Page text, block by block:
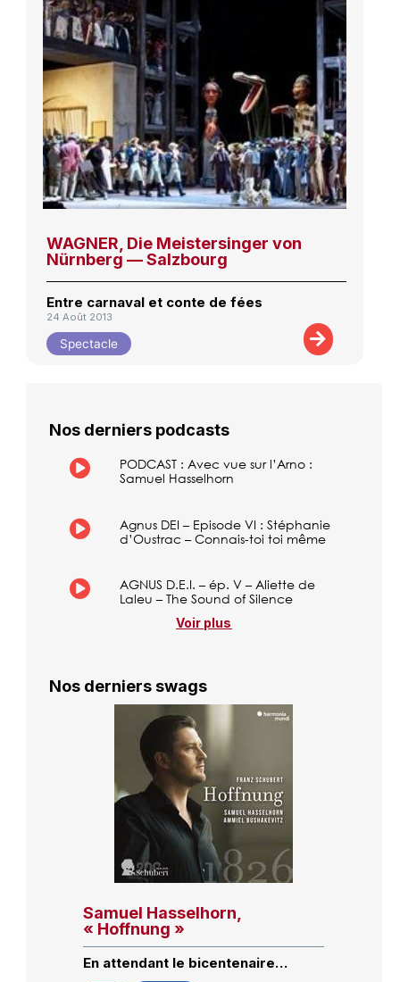
WAGNER, Die Meistersinger von
Nürnberg — Salzbourg
Entre carnaval et conte de fées
24 Août 2013
Spectacle
Nos derniers podcasts
PODCAST : Avec vue sur l’Arno :
Samuel Hasselhorn
Agnus DEI – Episode VI : Stéphanie
d’Oustrac – Connais-toi toi même
AGNUS D.E.I. – ép. V – Aliette de
Laleu – The Sound of Silence
Voir plus
Nos derniers swags
Samuel Hasselhorn,
« Hoffnung »
En attendant le bicentenaire…